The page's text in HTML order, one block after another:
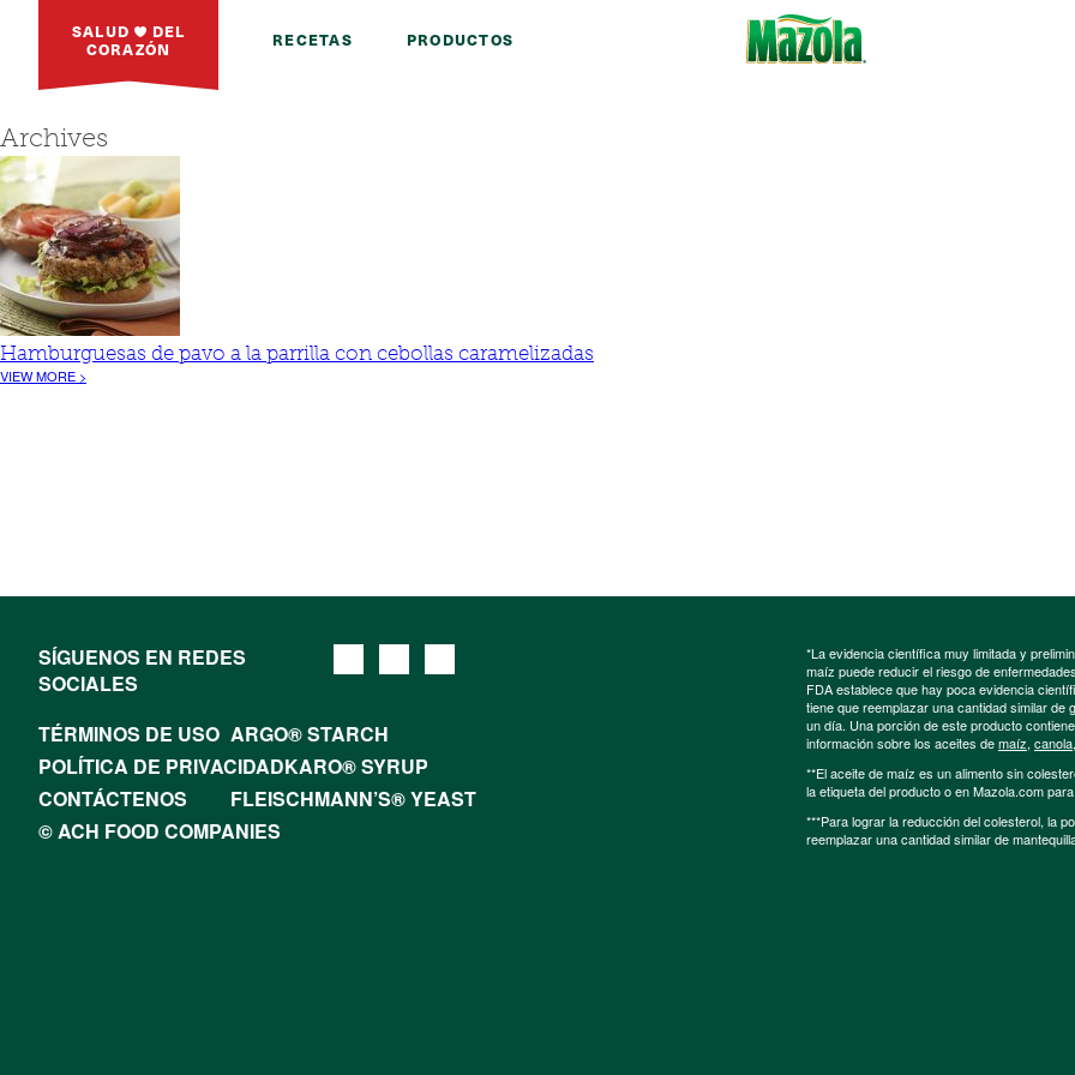
SALUD DEL
CORAZÓN RECETAS PRODUCTOS
Archives
Hamburguesas de pavo a la parrilla con cebollas caramelizadas
VIEW MORE >
SÍGUENOS EN REDES
SOCIALES
TÉRMINOS DE USO ARGO® STARCH
POLÍTICA DE PRIVACIDADKARO® SYRUP
CONTÁCTENOS
FLEISCHMANN’S® YEAST
© ACH FOOD COMPANIES
*La evidencia científica muy limitada y
maíz puede reducir el riesgo de
FDA establece que hay poca evidencia
tiene que reemplazar una cantidad similar
un día. Una porción de este producto
información sobre los aceites demaíz, canola,
**El aceite de maíz es un alimento sin
la etiqueta del producto o en Mazola.com
***Para lograr la reducción del colesterol, la
reemplazar una cantidad similar de